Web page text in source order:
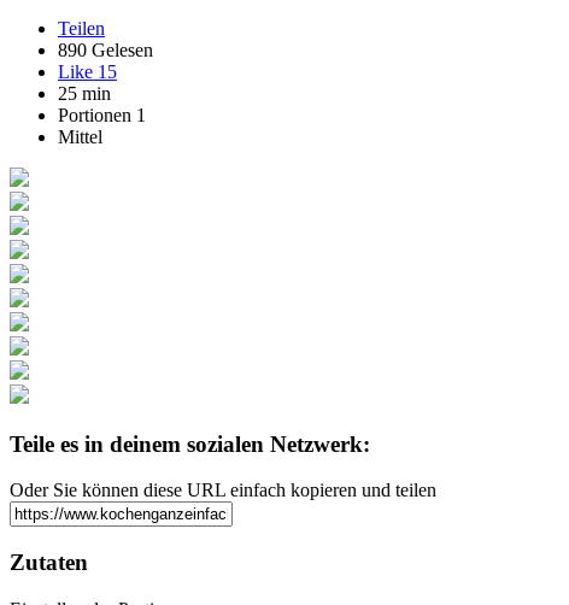
Teilen
890 Gelesen
Like 15
25 min
Portionen 1
Mittel
Teile es in deinem sozialen Netzwerk:
Oder Sie können diese URL einfach kopieren und teilen
Zutaten